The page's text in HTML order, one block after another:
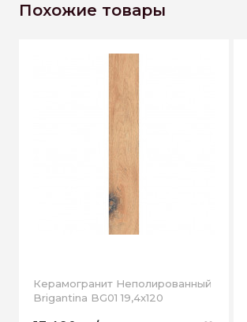
Похожие товары
Керамогранит Неполированный
Brigantina BG01 19,4x120